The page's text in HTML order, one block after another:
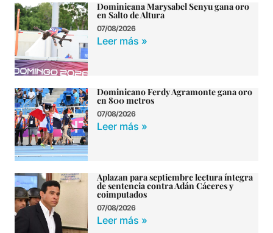
Dominicana Marysabel Senyu gana oro
en Salto de Altura
07/08/2026
Leer más »
Dominicano Ferdy Agramonte gana oro
en 800 metros
07/08/2026
Leer más »
Aplazan para septiembre lectura íntegra
de sentencia contra Adán Cáceres y
coimputados
07/08/2026
Leer más »